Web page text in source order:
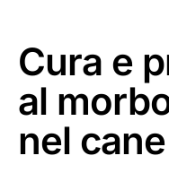
Cura e
al
nel cane